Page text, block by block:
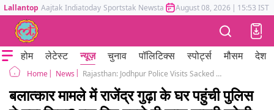
Lallantop Aajtak Indiatoday Sportstak Newstak Mumbai Tak Astrotak
August 08, 2026 | 15:53 IST
होम लेटेस्ट न्यूज़ चुनाव पॉलिटिक्स स्पोर्ट्स मौसम देश
Home News Rajasthan: Jodhpur Police Visits Sacked Minister Rajendra Gudha's Residence In Rape Case Probe
बलात्कार मामले में राजेंद्र गुढ़ा के घर पहुंची पुलिस